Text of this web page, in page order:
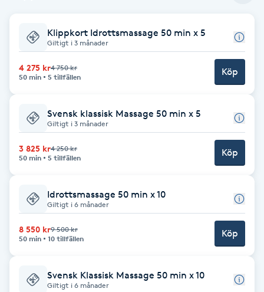
Celluliter
Cryoterapi
Dermapen
Diamantslipning
Klippkort Idrottsmassage 50 min x 5
Giltigt i 3 månader
4 275 kr4 750 kr
50 min
5 tillfällen Köp
Svensk klassisk Massage 50 min x 5
Giltigt i 3 månader
3 825 kr4 250 kr
50 min
5 tillfällen Köp
Idrottsmassage 50 min x 10
Giltigt i 6 månader
8 550 kr9 500 kr
50 min
10 tillfällen Köp
Svensk Klassisk Massage 50 min x 10
Giltigt i 6 månader